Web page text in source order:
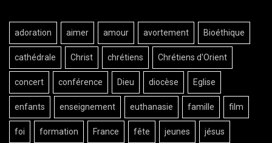
adoration aimer amour avortement Bioéthique
cathédrale Christ chrétiens Chrétiens d'Orient
concert conférence Dieu diocèse Eglise
enfants enseignement euthanasie famille film
foi formation France fête jeunes jésus